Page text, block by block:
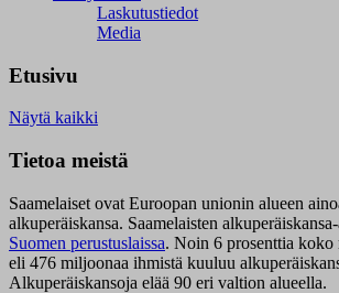
Laskutustiedot
Media
Etusivu
Näytä kaikki
Tietoa meistä
Saamelaiset ovat Euroopan unionin alueen
alkuperäiskansa. Saamelaisten
Suomen perustuslaissa. Noin 6 prosenttia koko
eli 476 miljoonaa ihmistä kuuluu
Alkuperäiskansoja elää 90 eri valtion alueella.